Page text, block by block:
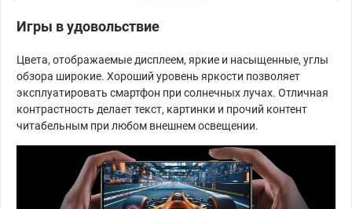
Игры в удовольствие
Цвета, отображаемые дисплеем, яркие и насыщенные, углы
обзора широкие. Хороший уровень яркости позволяет
эксплуатировать смартфон при солнечных лучах. Отличная
контрастность делает текст, картинки и прочий контент
читабельным при любом внешнем освещении.